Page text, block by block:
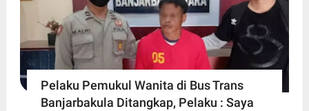
Pelaku Pemukul Wanita di Bus Trans
Banjarbakula Ditangkap, Pelaku : Saya